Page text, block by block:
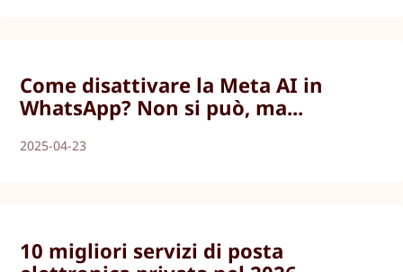
Come disattivare la Meta AI in
WhatsApp? Non si può, ma...
2025-04-23
10 migliori servizi di posta